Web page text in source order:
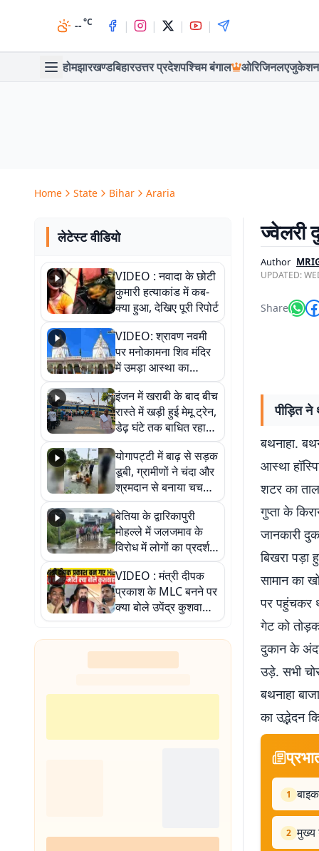
--°C | | | |
होमझारखण्डबिहारउत्तर प्रदेशपश्चिम बंगाल ओरिजिनलएजुकेशन
Home State Bihar Araria
लेटेस्ट वीडियो
VIDEO : नवादा के छोटी
कुमारी हत्याकांड में कब-
क्या हुआ, देखिए पूरी रिपोर्ट
VIDEO: श्रावण नवमी
पर मनोकामना शिव मंदिर
में उमड़ा आस्था का
सैलाब, हर-हर महादेव के
जयघोष से गूंजा परिसर
इंजन में खराबी के बाद बीच
रास्ते में खड़ी हुई मेमू ट्रेन,
डेढ़ घंटे तक बाधित रहा
आवागमन
योगापट्टी में बाढ़ से सड़क
डूबी, ग्रामीणों ने चंदा और
श्रमदान से बनाया चचरी
पुल
बेतिया के द्वारिकापुरी
मोहल्ले में जलजमाव के
विरोध में लोगों का प्रदर्शन,
स्थायी समाधान की मांग
VIDEO : मंत्री दीपक
प्रकाश के MLC बनने पर
क्या बोले उपेंद्र कुशवाहा,
सुनिए
ज्वेलरी
Author
UPDATED:
Share
पीड़ित ने
बथनाहा.
आस्था
शटर का
गुप्ता के
जानकारी
बिखरा पड़ा
सामान का
पर पहुंचकर
गेट को
दुकान के
उड़े. सभी
बथनाहा
का उद्भेदन
1
2 मुख्य